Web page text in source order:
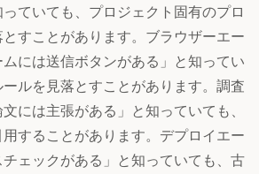
ていても、プロジェクト固有のプロ
すことがあります。ブラウザーエー
には送信ボタンがある」と知ってい
ルを見落とすことがあります。調査
には主張がある」と知っていても、
することがあります。デプロイエー
ェックがある」と知っていても、古